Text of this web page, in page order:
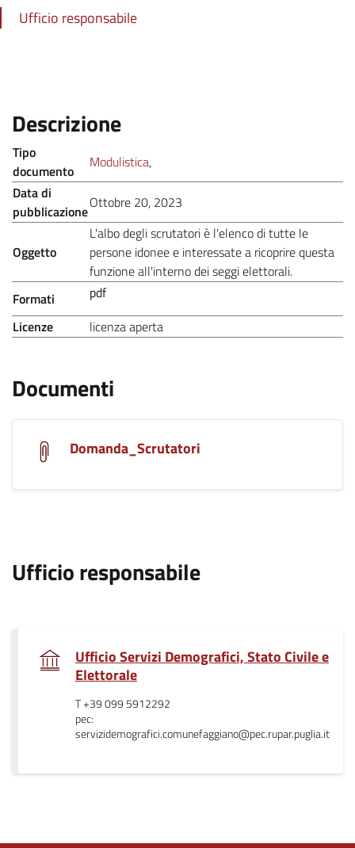
Ufficio responsabile
Descrizione:
Tipo
documento
Modulistica,.
Data di
pubblicazioneOttobre 20, 2023
Oggetto
L'albo degli scrutatori è l'elenco di tutte le
persone idonee e interessate a ricoprire questa
funzione all'interno dei seggi elettorali..
Formati
pdf
.
Licenze licenza aperta.
Documenti
Domanda_Scrutatori
Ufficio responsabile.
Ufficio Servizi Demografici, Stato Civile e
Elettorale.
T +39 099 5912292
pec:
servizidemografici.comunefaggiano@pec.rupar.puglia.it